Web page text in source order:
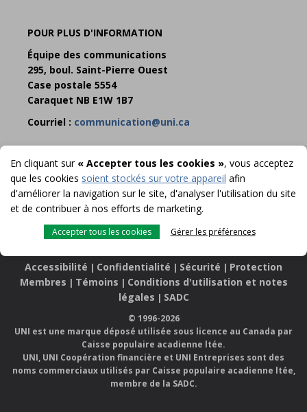
En cliquant sur « Accepter tous les cookies », vous acceptez
que les cookies soient stockés sur votre appareil afin
d'améliorer la navigation sur le site, d'analyser l'utilisation du site
et de contribuer à nos efforts de marketing.
Accepter tous les cookies Gérer les préférences
POUR PLUS D'INFORMATION
Équipe des communications
295, boul. Saint-Pierre Ouest
Case postale 5554
Caraquet NB E1W 1B7
Courriel : communication@uni.ca
Accessibilité | Confidentialité | Sécurité | Protection
Membres | Témoins | Conditions d'utilisation et notes
légales | SADC
© 1996-2026
UNI est une marque déposé utilisée sous licence au Canada par
Caisse populaire acadienne ltée.
UNI, UNI Coopération financière et UNI Entreprises sont des
noms commerciaux utilisés par Caisse populaire acadienne ltée,
membre de la SADC.